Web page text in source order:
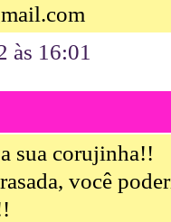
às 16:01
sua corujinha!!
você